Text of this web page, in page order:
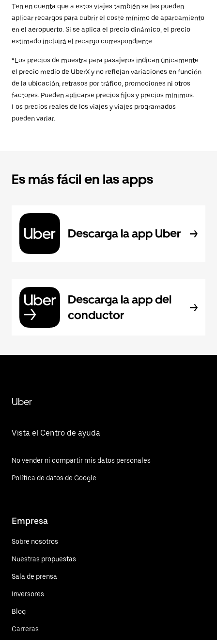
Ten en cuenta que a estos viajes también se les pueden
aplicar recargos para cubrir el coste mínimo de aparcamiento
en el aeropuerto. Si se aplica el precio dinámico, el precio
estimado incluirá el recargo correspondiente.
*Los precios de muestra para pasajeros indican únicamente
el precio medio de UberX y no reflejan variaciones en función
de la ubicación, retrasos por tráfico, promociones ni otros
factores. Pueden aplicarse precios fijos y precios mínimos.
Los precios reales de los viajes y viajes programados
pueden variar.
Es más fácil en las apps
Descarga la app Uber
Descarga la app del
conductor
Uber
Vista el Centro de ayuda
No vender ni compartir mis datos personales
Política de datos de Google
Empresa
Sobre nosotros
Nuestras propuestas
Sala de prensa
Inversores
Blog
Carreras